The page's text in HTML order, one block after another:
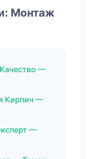
Монтаж
—
Кирпич —
—